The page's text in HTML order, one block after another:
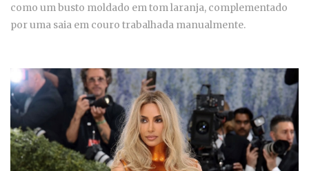
como um busto moldado em tom laranja, complementado
por uma saia em couro trabalhada manualmente.